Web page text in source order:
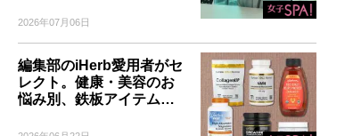
2026年07月06日
編集部のiHerb愛用者がセ
レクト。健康・美容のお
悩み別、鉄板アイテム…